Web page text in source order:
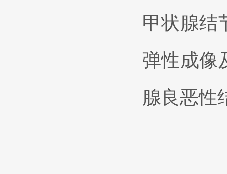
甲状腺结
弹性成像
腺良恶性